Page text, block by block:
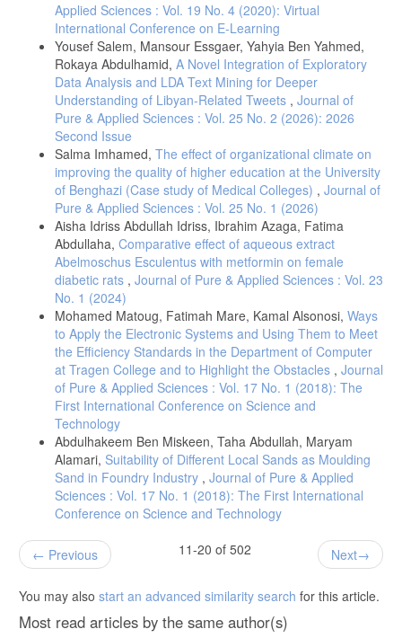
113-134، 2017.
A. M. Ross, "the role of higher education institutions in national
development," Higher Education, no. 2, pp. 103-108, 1973.
2015)،" جلة الاقتصاد الخليجي، رقم 34، كانون الأول 2017.
المراجع الاجنبية
H. Sevinc, "the role of universities in local economic development: A
case of TRA2 region in Turkey," Reseach Journal of Business and
Mangement (RJBM), vol. 1, no. 4, 2014.
Applied Sciences : Vol. 19 No. 4 (2020): Virtual
International Conference on E-Learning
Yousef Salem, Mansour Essgaer, Yahyia Ben Yahmed,
Rokaya Abdulhamid, A Novel Integration of Exploratory
Data Analysis and LDA Text Mining for Deeper
Understanding of Libyan-Related Tweets , Journal of
Pure & Applied Sciences : Vol. 25 No. 2 (2026): 2026
Second Issue
Salma Imhamed, The effect of organizational climate on
improving the quality of higher education at the University
of Benghazi (Case study of Medical Colleges) , Journal of
Pure & Applied Sciences : Vol. 25 No. 1 (2026)
Aisha Idriss Abdullah Idriss, Ibrahim Azaga, Fatima
Abdullaha, Comparative effect of aqueous extract
Abelmoschus Esculentus with metformin on female
diabetic rats , Journal of Pure & Applied Sciences : Vol. 23
No. 1 (2024)
Mohamed Matoug, Fatimah Mare, Kamal Alsonosi, Ways
to Apply the Electronic Systems and Using Them to Meet
the Efficiency Standards in the Department of Computer
at Tragen College and to Highlight the Obstacles , Journal
of Pure & Applied Sciences : Vol. 17 No. 1 (2018): The
First International Conference on Science and
Technology
Abdulhakeem Ben Miskeen, Taha Abdullah, Maryam
Alamari, Suitability of Different Local Sands as Moulding
Sand in Foundry Industry , Journal of Pure & Applied
Sciences : Vol. 17 No. 1 (2018): The First International
Conference on Science and Technology
Previous 11-20 of 502 Next
You may also start an advanced similarity search for this article.
Most read articles by the same author(s)